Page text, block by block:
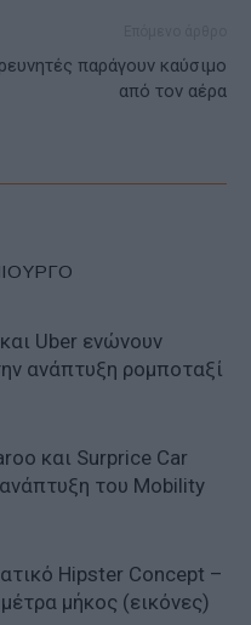
παράγουν καύσιμο
από τον αέρα
Uber ενώνουν
ανάπτυξη ρομποταξί
και Surprice Car
του Mobility
Hipster Concept –
μήκος (εικόνες)